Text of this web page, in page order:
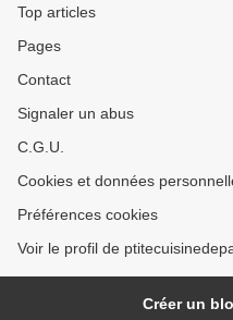
Top articles
Pages
Contact
Signaler un abus
C.G.U.
Cookies et données
Préférences cookies
Voir le profil de
Créer un